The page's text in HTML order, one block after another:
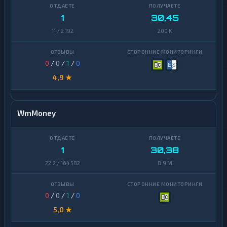
1
11 / 2 192
30,45
200 K
0 / 0 /1 /0
4,9 ★
WmMoney
1
22,2 / 164 582
30,38
8,9 M
0 / 0 /1 /0
5,0 ★
Yearn
1